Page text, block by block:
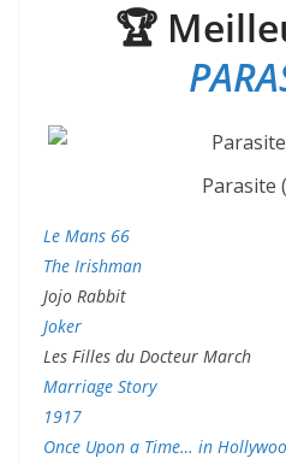
🏆
Parasite
Le Mans 66
The Irishman
Jojo Rabbit
Joker
Les Filles du Docteur March
Marriage Story
1917
Once Upon a Time… in